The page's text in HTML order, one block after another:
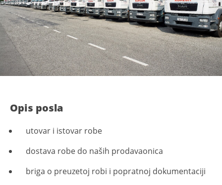
Opis posla
utovar i istovar robe
dostava robe do naših prodavaonica
briga o preuzetoj robi i popratnoj dokumentaciji